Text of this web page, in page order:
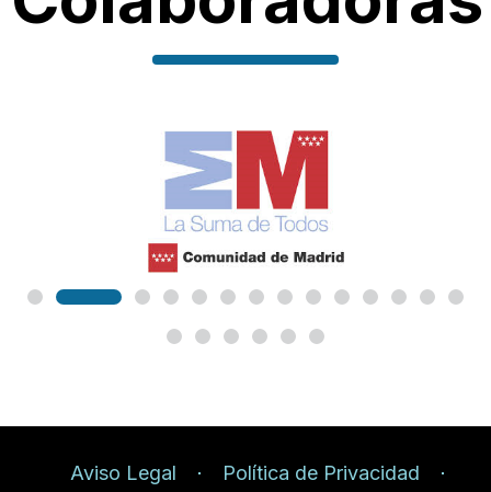
Aviso Legal
Política de Privacidad